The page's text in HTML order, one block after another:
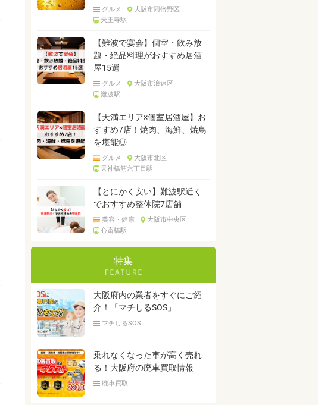
グルメ
大阪市阿倍野区
天王寺駅
【難波で宴会】個室・飲み放
題・絶品料理がおすすめ居酒
屋15選
グルメ
大阪市浪速区
難波駅
【天満エリア×個室居酒屋】お
すすめ7店！焼肉、海鮮、焼鳥
を堪能◎
グルメ
大阪市北区
天神橋筋六丁目駅
【とにかく安い】難波駅近く
でおすすめ整体院7店舗
美容・健康
大阪市中央区
心斎橋駅
特集
大阪府内の業者をすぐにご紹
介！「マチしるSOS」
マチしるSOS
乗れなくなった車が高く売れ
る！大阪府の廃車買取情報
廃車買取